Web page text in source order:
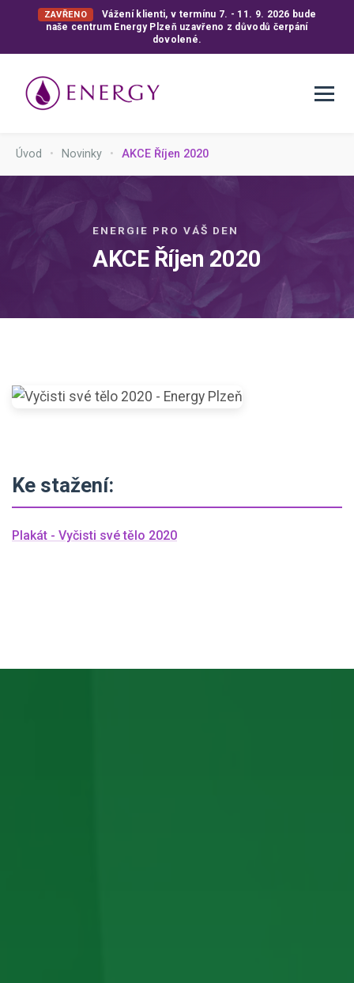
ZAVŘENO
Vážení klienti, v termínu 7. - 11. 9. 2026 bude
naše centrum Energy Plzeň uzavřeno z důvodů čerpání
dovolené.
Úvod • Novinky • AKCE Říjen 2020
ENERGIE PRO VÁŠ DEN
AKCE Říjen 2020
Ke stažení:
Plakát - Vyčisti své tělo 2020